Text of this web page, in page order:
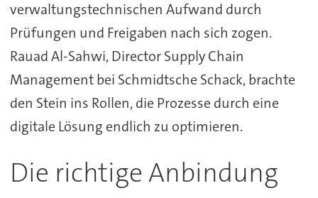
verwaltungstechnischen Aufwand durch
Prüfungen und Freigaben nach sich zogen.
Rauad Al-Sahwi, Director Supply Chain
Management bei Schmidtsche Schack, brachte
den Stein ins Rollen, die Prozesse durch eine
digitale Lösung endlich zu optimieren.
Die richtige Anbindung